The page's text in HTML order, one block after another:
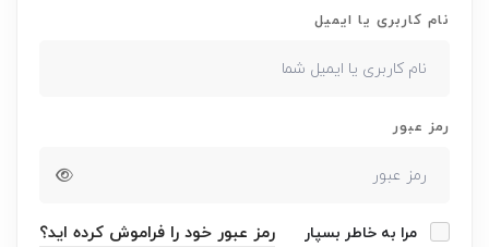
نام کاربری یا ایمیل
رمز عبور
مرا به خاطر بسپار رمز عبور خود را فراموش کرده اید؟